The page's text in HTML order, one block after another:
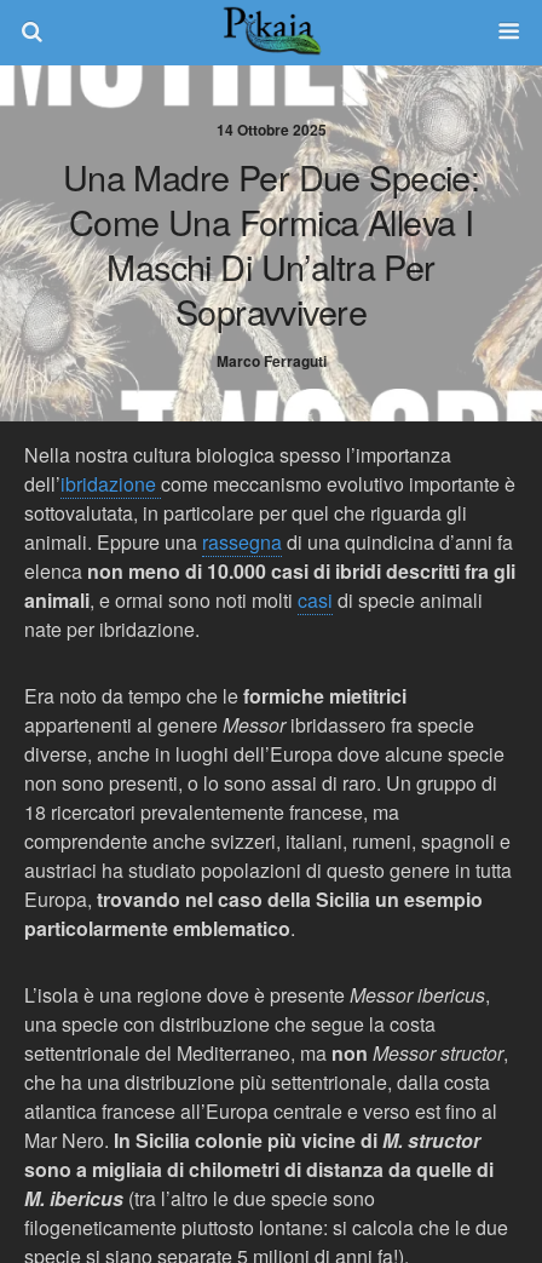
14 Ottobre 2025
Una Madre Per Due Specie:
Come Una Formica Alleva I
Maschi Di Un’altra Per
Sopravvivere
Marco Ferraguti
Nella nostra cultura biologica spesso l’importanza
dell’ibridazionecome meccanismo evolutivo importante è
sottovalutata, in particolare per quel che riguarda gli
animali. Eppure una rassegnadi una quindicina d’anni fa
elenca non meno di 10.000 casi di ibridi descritti fra gli
animali, e ormai sono noti molti casi di specie animali
nate per ibridazione.
Era noto da tempo che leformiche mietitrici
appartenenti al genereMessoribridassero fra specie
diverse, anche in luoghi dell’Europa dove alcune specie
non sono presenti, o lo sono assai di raro. Un gruppo di
18 ricercatori prevalentemente francese, ma
comprendente anche svizzeri, italiani, rumeni, spagnoli e
austriaci ha studiato popolazioni di questo genere in tutta
Europa, trovando nel caso della Sicilia un esempio
particolarmente emblematico.
L’isola è una regione dove è presenteMessor ibericus,
una specie con distribuzione che segue la costa
settentrionale del Mediterraneo, ma non Messor structor,
che ha una distribuzione più settentrionale, dalla costa
atlantica francese all’Europa centrale e verso est fino al
Mar Nero. In Sicilia colonie più vicine diM. structor
sono a migliaia di chilometri di distanza da quelle di
M. ibericus (tra l’altro le due specie sono
filogeneticamente piuttosto lontane: si calcola che le due
specie si siano separate 5 milioni di anni fa!).